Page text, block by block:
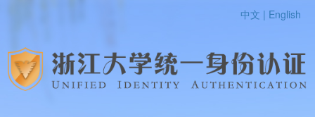
中文 | English